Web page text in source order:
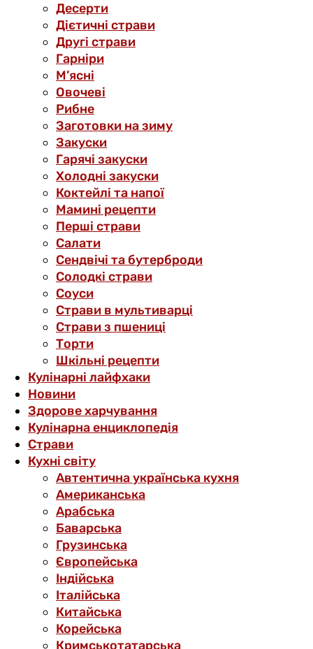
Десерти
Дієтичні страви
Другі страви
Гарніри
М’ясні
Овочеві
Рибне
Заготовки на зиму
Закуски
Гарячі закуски
Холодні закуски
Коктейлі та напої
Мамині рецепти
Перші страви
Салати
Сендвічі та бутерброди
Солодкі страви
Соуси
Страви в мультиварці
Страви з пшениці
Торти
Шкільні рецепти
Кулінарні лайфхаки
Новини
Здорове харчування
Кулінарна енциклопедія
Страви
Кухні світу
Автентична українська кухня
Американська
Арабська
Баварська
Грузинська
Європейська
Індійська
Італійська
Китайська
Корейська
Кримськотатарська